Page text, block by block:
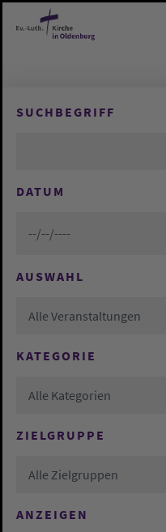
Zum Hauptinhalt springen
SUCHBEGRIFF
DATUM
AUSWAHL
Alle Veranstaltungen
KATEGORIE
Alle Kategorien
ZIELGRUPPE
Alle Zielgruppen
ANZEIGEN